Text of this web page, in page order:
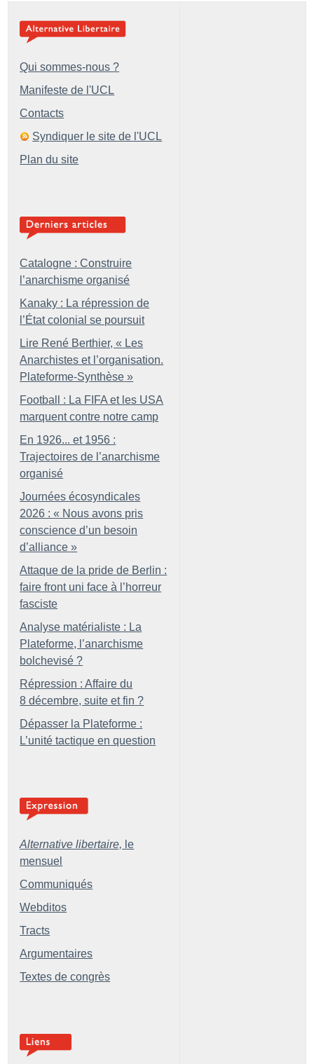
Qui sommes-nous ?
Manifeste de l'UCL
Contacts
Syndiquer le site de l'UCL
Plan du site
Catalogne : Construire
l’anarchisme organisé
Kanaky : La répression de
l’État colonial se poursuit
Lire René Berthier, « Les
Anarchistes et l’organisation.
Plateforme-Synthèse »
Football : La FIFA et les USA
marquent contre notre camp
En 1926... et 1956 :
Trajectoires de l’anarchisme
organisé
Journées écosyndicales
2026 : « Nous avons pris
conscience d’un besoin
d’alliance »
Attaque de la pride de Berlin :
faire front uni face à l’horreur
fasciste
Analyse matérialiste : La
Plateforme, l’anarchisme
bolchevisé ?
Répression : Affaire du
8 décembre, suite et fin ?
Dépasser la Plateforme :
L’unité tactique en question
Alternative libertaire, le
mensuel
Communiqués
Webditos
Tracts
Argumentaires
Textes de congrès